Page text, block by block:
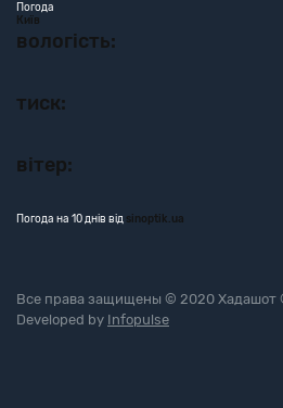
Погода
Київ
вологість:
тиск:
вітер:
Погода на 10 днів від sinoptik.ua
Все права защищены © 2020 Хадашот
Developed by Infopulse